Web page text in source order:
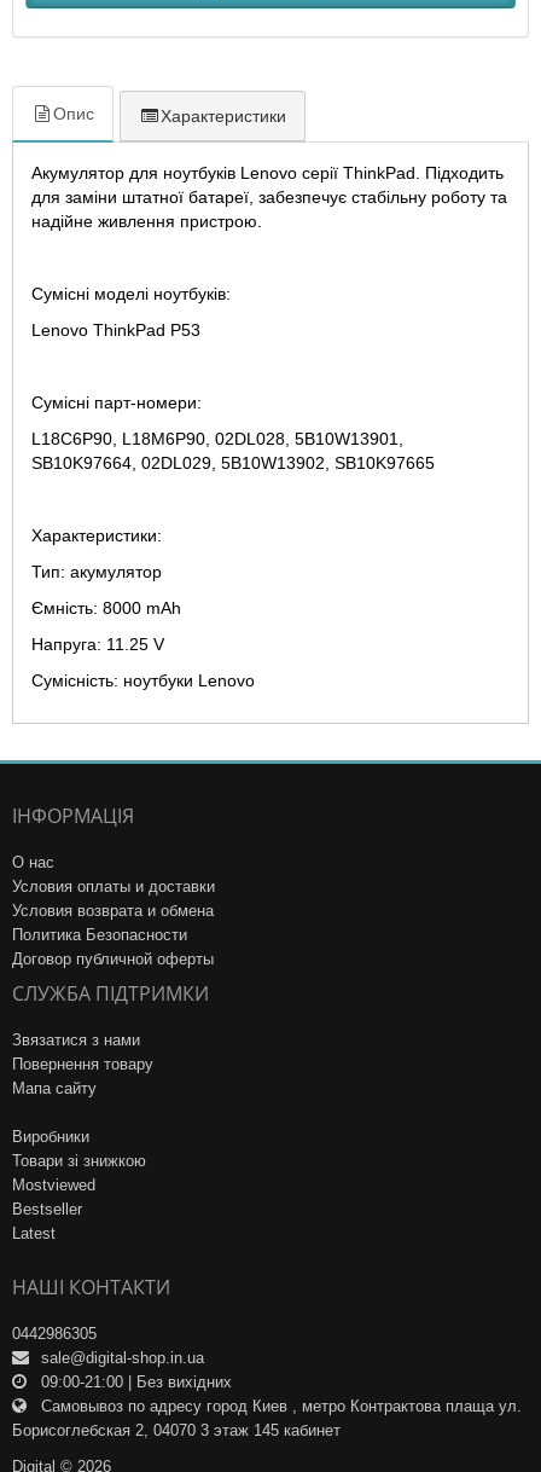
Опис Характеристики
Акумулятор для ноутбуків Lenovo серії ThinkPad. Підходить
для заміни штатної батареї, забезпечує стабільну роботу та
надійне живлення пристрою.
Сумісні моделі ноутбуків:
Lenovo ThinkPad P53
Сумісні парт-номери:
L18C6P90, L18M6P90, 02DL028, 5B10W13901,
SB10K97664, 02DL029, 5B10W13902, SB10K97665
Характеристики:
Тип: акумулятор
Ємність: 8000 mAh
Напруга: 11.25 V
Сумісність: ноутбуки Lenovo
ІНФОРМАЦІЯ
О нас
Условия оплаты и доставки
Условия возврата и обмена
Политика Безопасности
Договор публичной оферты
СЛУЖБА ПІДТРИМКИ
Звязатися з нами
Повернення товару
Мапа сайту
Виробники
Товари зі знижкою
Mostviewed
Bestseller
Latest
НАШІ КОНТАКТИ
0442986305
sale@digital-shop.in.ua
09:00-21:00 | Без вихідних
Самовывоз по адресу город Киев , метро Контрактова плаща ул.
Борисоглебская 2, 04070 3 этаж 145 кабинет
Digital © 2026